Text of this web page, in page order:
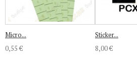
Micro...
0,55 €
Sticker...
8,00 €